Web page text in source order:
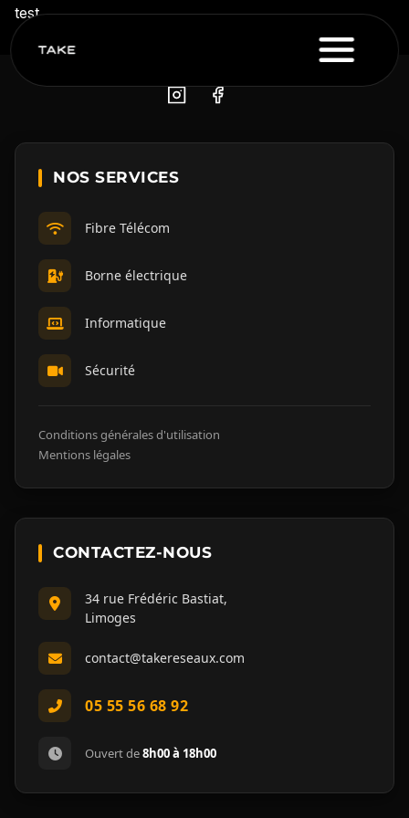
test
NOS SERVICES
Fibre Télécom
Borne électrique
Informatique
Sécurité
Conditions générales d'utilisation
Mentions légales
CONTACTEZ-NOUS
34 rue Frédéric Bastiat,
Limoges
contact@takereseaux.com
05 55 56 68 92
Ouvert de8h00 à 18h00